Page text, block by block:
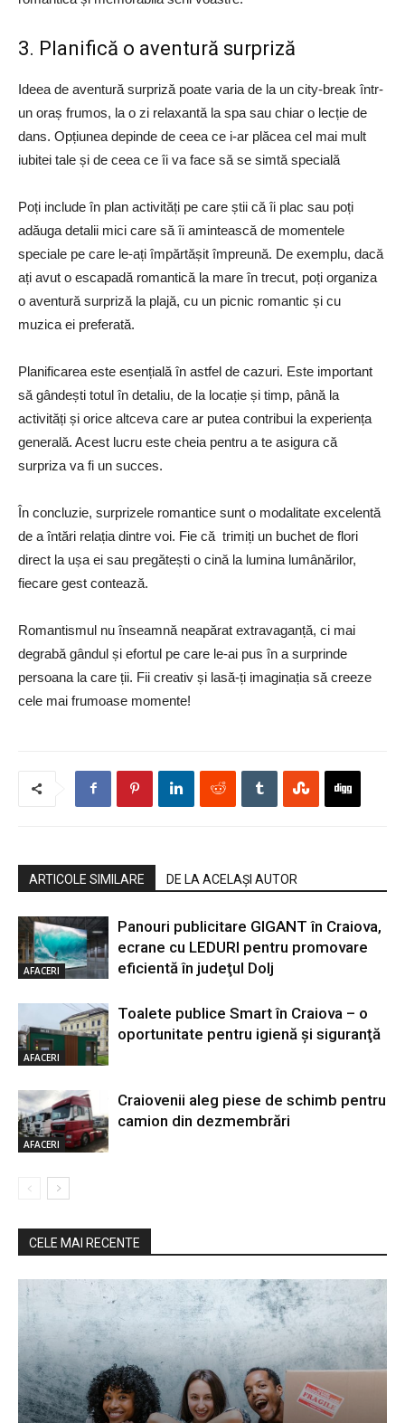
3. Planifică o aventură surpriză
Ideea de aventură surpriză poate varia de la un city-break într-
un oraș frumos, la o zi relaxantă la spa sau chiar o lecție de
dans. Opțiunea depinde de ceea ce i-ar plăcea cel mai mult
iubitei tale și de ceea ce îi va face să se simtă specială
Poți include în plan activități pe care știi că îi plac sau poți
adăuga detalii mici care să îi amintească de momentele
speciale pe care le-ați împărtășit împreună. De exemplu, dacă
ați avut o escapadă romantică la mare în trecut, poți organiza
o aventură surpriză la plajă, cu un picnic romantic și cu
muzica ei preferată.
Planificarea este esențială în astfel de cazuri. Este important
să gândești totul în detaliu, de la locație și timp, până la
activități și orice altceva care ar putea contribui la experiența
generală. Acest lucru este cheia pentru a te asigura că
surpriza va fi un succes.
În concluzie, surprizele romantice sunt o modalitate excelentă
de a întări relația dintre voi. Fie că trimiți un buchet de flori
direct la ușa ei sau pregătești o cină la lumina lumânărilor,
fiecare gest contează.
Romantismul nu înseamnă neapărat extravaganță, ci mai
degrabă gândul și efortul pe care le-ai pus în a surprinde
persoana la care ții. Fii creativ și lasă-ți imaginația să creeze
cele mai frumoase momente!
ARTICOLE SIMILARE DE LA ACELAȘI AUTOR
AFACERI
Panouri publicitare GIGANT în Craiova,
ecrane cu LEDURI pentru promovare
eficientă în judeţul Dolj
AFACERI
Toalete publice Smart în Craiova – o
oportunitate pentru igienă şi siguranţă
AFACERI
Craiovenii aleg piese de schimb pentru
camion din dezmembrări
CELE MAI RECENTE